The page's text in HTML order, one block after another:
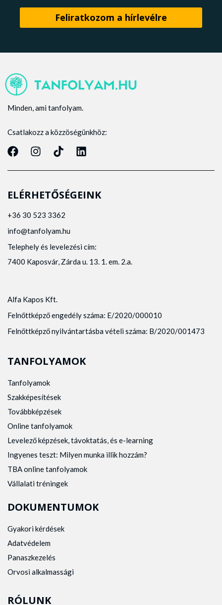
Minden, ami tanfolyam.
Csatlakozz a közzöségünkhöz:
ELÉRHETŐSÉGEINK
+36 30 523 3362
info@tanfolyam.hu
Telephely és levelezési cím:
7400 Kaposvár, Zárda u. 13. 1. em. 2.a.
Alfa Kapos Kft.
Felnőttképző engedély száma: E/2020/000010
Felnőttképző nyilvántartásba vételi száma: B/2020/001473
TANFOLYAMOK
Tanfolyamok
Szakképesítések
Továbbképzések
Online tanfolyamok
Levelező képzések, távoktatás, és e-learning
Ingyenes teszt: Milyen munka illik hozzám?
TBA online tanfolyamok
Vállalati tréningek
DOKUMENTUMOK
Gyakori kérdések
Adatvédelem
Panaszkezelés
Orvosi alkalmassági
RÓLUNK